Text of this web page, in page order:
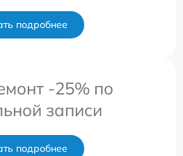
подробнее
-25% по
записи
подробнее